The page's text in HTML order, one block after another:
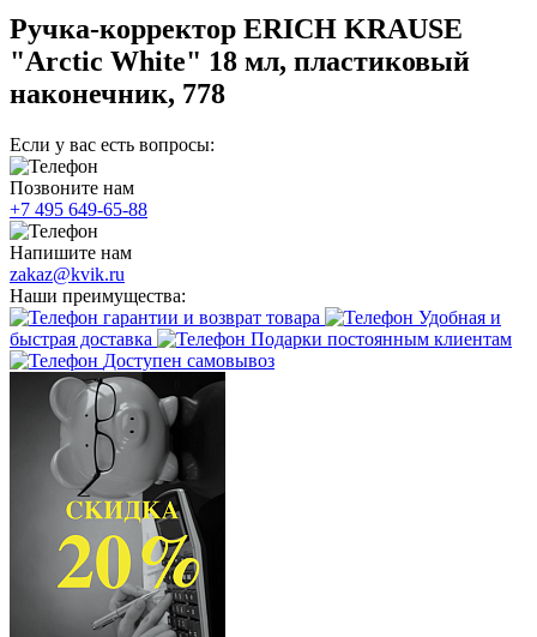
Ручка-корректор ERICH KRAUSE
"Arctic White" 18 мл, пластиковый
наконечник, 778
Если у вас есть вопросы:
Позвоните нам
+7 495 649-65-88
Напишите нам
zakaz@kvik.ru
Наши преимущества:
гарантии и возврат товара
Удобная и
быстрая доставка
Подарки постоянным клиентам
Доступен самовывоз